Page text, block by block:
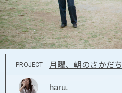
PROJECT 月曜、朝のさかだち
haru.